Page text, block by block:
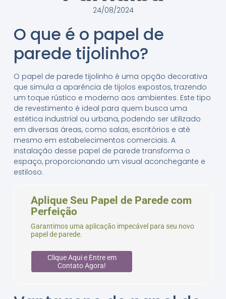
24/08/2024
O que é o papel de
parede tijolinho?
O papel de parede tijolinho é uma opção decorativa
que simula a aparência de tijolos expostos, trazendo
um toque rústico e moderno aos ambientes. Este tipo
de revestimento é ideal para quem busca uma
estética industrial ou urbana, podendo ser utilizado
em diversas áreas, como salas, escritórios e até
mesmo em estabelecimentos comerciais. A
instalação desse papel de parede transforma o
espaço, proporcionando um visual aconchegante e
estiloso.
Aplique Seu Papel de Parede com
Perfeição
Garantimos uma aplicação impecável para seu novo
papel de parede.
Clique Aqui e Entre em
Contato Agora!